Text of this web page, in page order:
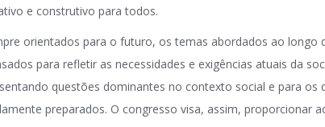
e construtivo para todos.
orientados para o futuro, os temas abordados ao longo
para refletir as necessidades e exigências atuais da
questões dominantes no contexto social e para os
preparados. O congresso visa, assim, proporcionar